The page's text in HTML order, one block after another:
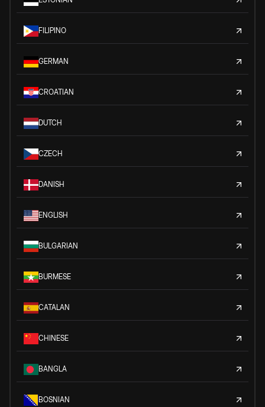
FILIPINO
GERMAN
CROATIAN
DUTCH
CZECH
DANISH
ENGLISH
BULGARIAN
BURMESE
CATALAN
CHINESE
BANGLA
BOSNIAN